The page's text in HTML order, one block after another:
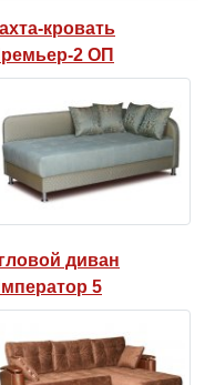
кровать
2 ОП
диван
5